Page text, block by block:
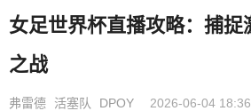
女足世界杯直播攻略：捕捉
之战
弗雷德 活塞队 DPOY 2026-06-04